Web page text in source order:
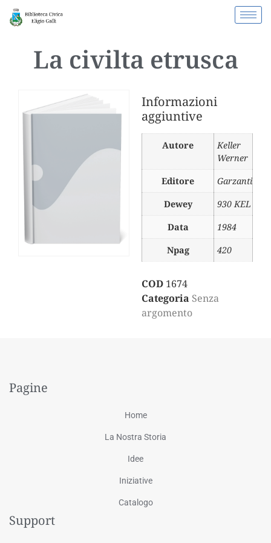
La civilta etrusca
Informazioni
aggiuntive
Autore
Keller
Werner
Editore
Garzanti
Dewey
930 KEL
Data
1984
Npag
420
COD 1674
Categoria Senza
argomento
Pagine
Home
La Nostra Storia
Idee
Iniziative
Catalogo
Support